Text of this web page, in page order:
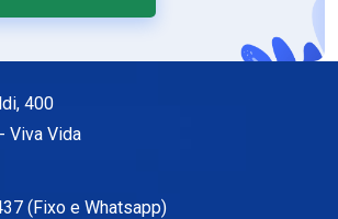
400
Viva Vida
(Fixo e Whatsapp)